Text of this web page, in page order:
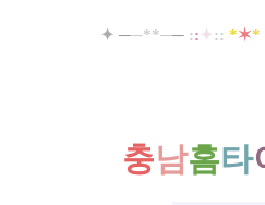
✦ ──**── :: ✦:: *✶*
충남홈타